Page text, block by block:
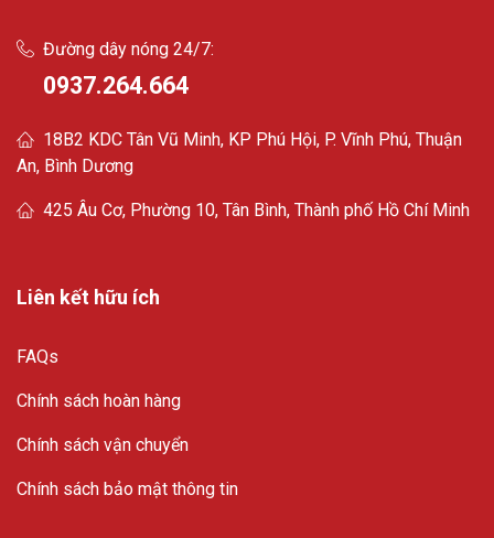
Đường dây nóng 24/7:
0937.264.664
18B2 KDC Tân Vũ Minh, KP Phú Hội, P. Vĩnh Phú, Thuận
An, Bình Dương
425 Âu Cơ, Phường 10, Tân Bình, Thành phố Hồ Chí Minh
Liên kết hữu ích
FAQs
Chính sách hoàn hàng
Chính sách vận chuyển
Chính sách bảo mật thông tin